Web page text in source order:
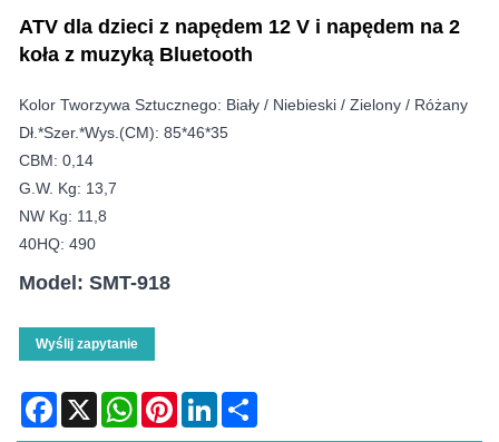
ATV dla dzieci z napędem 12 V i napędem na 2
koła z muzyką Bluetooth
Kolor Tworzywa Sztucznego: Biały / Niebieski / Zielony / Różany
Dł.*szer.*wys.(CM): 85*46*35
CBM: 0,14
G.W. Kg: 13,7
NW Kg: 11,8
40HQ: 490
Model: SMT-918
Wyślij zapytanie
Facebook
X WhatsAppPinterestLinkedIn